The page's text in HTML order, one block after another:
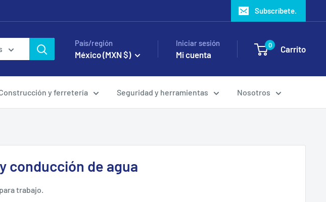
Subscríbete.
País/región
México (MXN $)
Iniciar sesión
Mi cuenta
0 Carrito
y ferretería Seguridad y herramientas Nosotros
conducción de agua
trabajo.